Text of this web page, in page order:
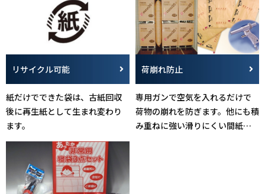
リサイクル可能
紙だけでできた袋は、古紙回収
後に再生紙として生まれ変わり
ます。
荷崩れ防止
専用ガンで空気を入れるだけで
荷物の崩れを防ぎます。他にも積
み重ねに強い滑りにくい間紙な